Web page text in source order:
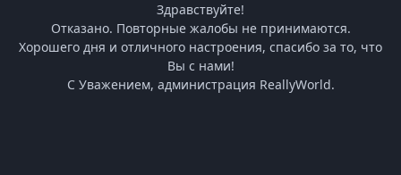
Здравствуйте!
Отказано. Повторные жалобы не принимаются.
Хорошего дня и отличного настроения, спасибо за то, что
Вы с нами!
С Уважением, администрация ReallyWorld.